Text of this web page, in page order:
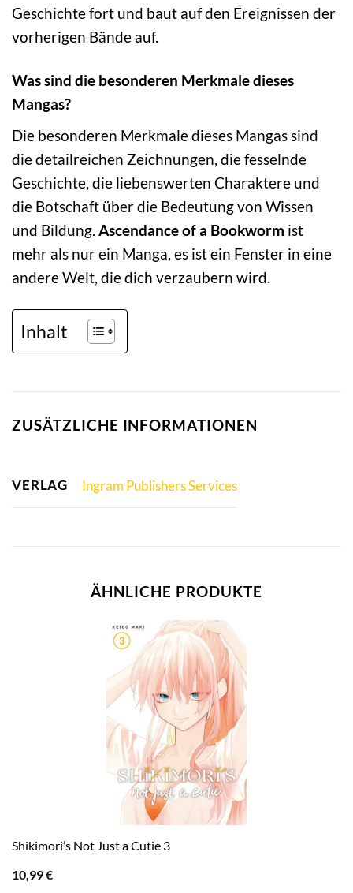
Geschichte fort und baut auf den Ereignissen der
vorherigen Bände auf.
Was sind die besonderen Merkmale dieses
Mangas?
Die besonderen Merkmale dieses Mangas sind
die detailreichen Zeichnungen, die fesselnde
Geschichte, die liebenswerten Charaktere und
die Botschaft über die Bedeutung von Wissen
und Bildung. Ascendance of a Bookworm ist
mehr als nur ein Manga, es ist ein Fenster in eine
andere Welt, die dich verzaubern wird.
Inhalt
ZUSÄTZLICHE INFORMATIONEN
VERLAG Ingram Publishers Services
ÄHNLICHE PRODUKTE
Shikimori’s Not Just a Cutie 3
10,99€